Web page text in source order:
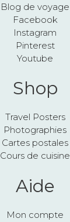
Blog de voyage
Facebook
Instagram
Pinterest
Youtube
Shop
Travel Posters
Photographies
Cartes postales
Cours de cuisine
Aide
Mon compte